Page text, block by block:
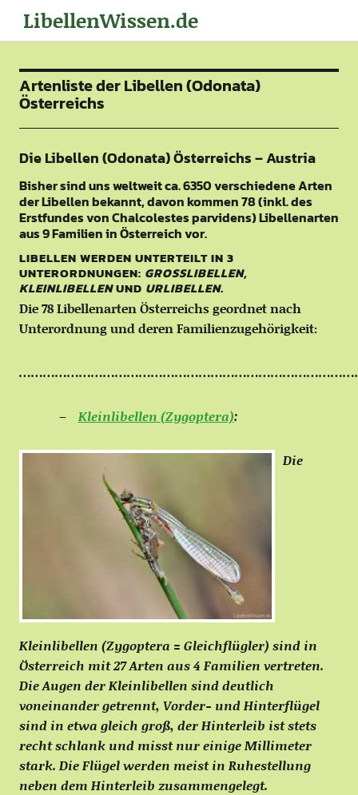
LibellenWissen.de
Artenliste der Libellen (Odonata)
Österreichs
Die Libellen (Odonata) Österreichs – Austria
Bisher sind uns weltweit ca. 6350 verschiedene Arten
der Libellen bekannt, davon kommen 78 (inkl. des
Erstfundes von Chalcolestes parvidens) Libellenarten
aus 9 Familien in Österreich vor.
LIBELLEN WERDEN UNTERTEILT IN 3
UNTERORDNUNGEN: GROSSLIBELLEN ,
KLEINLIBELLENUND URLIBELLEN.
Die 78 Libellenarten Österreichs geordnet nach
Unterordnung und deren Familienzugehörigkeit:
Kleinlibellen (Zygoptera):
Die
Kleinlibellen (Zygoptera = Gleichflügler) sind in
Österreich mit 27 Arten aus 4 Familien vertreten.
Die Augen der Kleinlibellen sind deutlich
voneinander getrennt, Vorder- und Hinterflügel
sind in etwa gleich groß, der Hinterleib ist stets
recht schlank und misst nur einige Millimeter
stark. Die Flügel werden meist in Ruhestellung
neben dem Hinterleib zusammengelegt.